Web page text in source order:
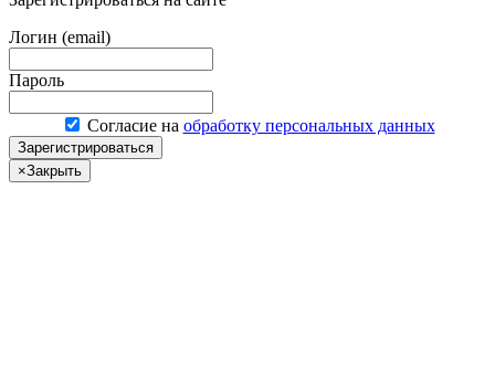
Логин (email)
Пароль
Согласие на обработку персональных данных
Зарегистрироваться
×Закрыть